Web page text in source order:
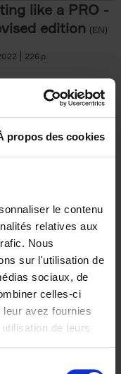
propos des cookies
le contenu
relatives aux
Nous
sur l'utilisation de
sociaux, de
celles-ci
avez fournies
de leurs
like a PRO -
edition (EN)
226
Can't
256